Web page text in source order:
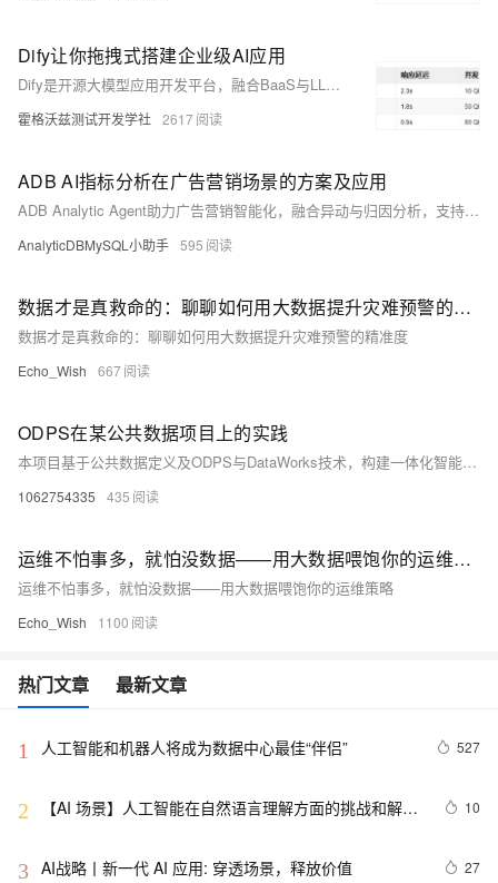
Dify让你拖拽式搭建企业级AI应用
Dify是开源大模型应用开发平台，融合BaaS与LLMOps理念，通过可视化工作流、低代码编排和企业级监控，支持多模型接入与RAG知识库，助力企业快速构建安全可控的AI应用，实现从原型到生产的高效落地。
霍格沃兹测试开发学社 2617
ADB AI指标分析在广告营销场景的方案及应用
ADB Analytic Agent助力广告营销智能化，融合异动与归因分析，支持自然语言输入、多源数据对接及场景模板化，实现从数据获取到洞察报告的自动化生成，提升分析效率与精度，推动数据驱动决策。
AnalyticDBMySQL小助手 595
数据才是真救命的：聊聊如何用大数据提升灾难预警的精准度
数据才是真救命的：聊聊如何用大数据提升灾难预警的精准度
Echo_Wish 667
ODPS在某公共数据项目上的实践
本项目基于公共数据定义及ODPS与DataWorks技术，构建一体化智能化数据平台，涵盖数据目录、归集、治理、共享与开放六大目标。通过十大子系统实现全流程管理，强化数据安全与流通，提升业务效率与决策能力，助力数字化改革。
1062754335 435
运维不怕事多，就怕没数据——用大数据喂饱你的运维策略
运维不怕事多，就怕没数据——用大数据喂饱你的运维策略
Echo_Wish 1100
热门文章 最新文章
1 人工智能和机器人将成为数据中心最佳“伴侣” 527
2
【AI 场景】人工智能在自然语言理解方面的挑战和解决
10
3 AI战略丨新一代 AI 应用: 穿透场景，释放价值 27